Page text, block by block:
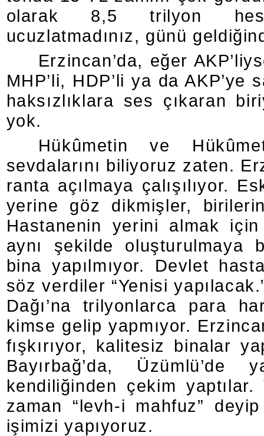
olarak 8,5 trilyon
ucuzlatmadınız, günü
Erzincan’da, eğer
MHP’li, HDP’li ya da
haksızlıklara ses çıkaran
yok.
Hükûmetin ve
sevdalarını biliyoruz zaten.
ranta açılmaya çalışılıyor.
yerine göz dikmişler,
Hastanenin yerini almak
aynı şekilde oluşturulmaya
bina yapılmıyor. Devlet
söz verdiler “Yenisi
Dağı’na trilyonlarca para
kimse gelip yapmıyor.
fışkırıyor, kalitesiz binalar
Bayırbağ’da,
kendiliğinden çekim
zaman “levh-i mahfuz”
işimizi yapıyoruz.